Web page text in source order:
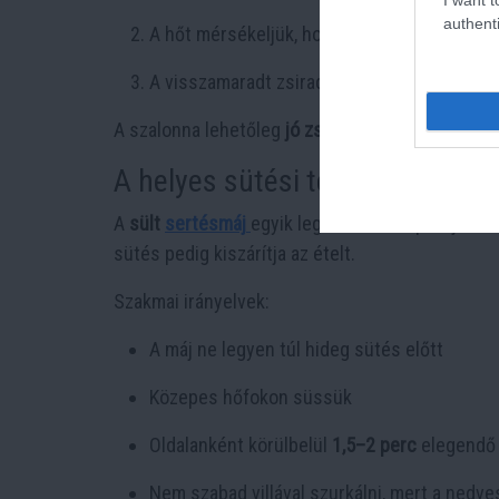
A hőt mérsékeljük, hogy a zsír tisztán
A visszamaradt zsiradékban sütjük ki a májat
A szalonna lehetőleg jó zsíros és enyhén
A helyes sütési technika –
A sült sertésmáj egyik legkritikusabb pontja a
sütés pedig kiszárítja az ételt.
Szakmai irányelvek:
A máj ne legyen túl hideg sütés előtt
Közepes hőfokon süssük
Oldalanként körülbelül 1,5–2 perc elegendő
Nem szabad villával szurkálni, mert a